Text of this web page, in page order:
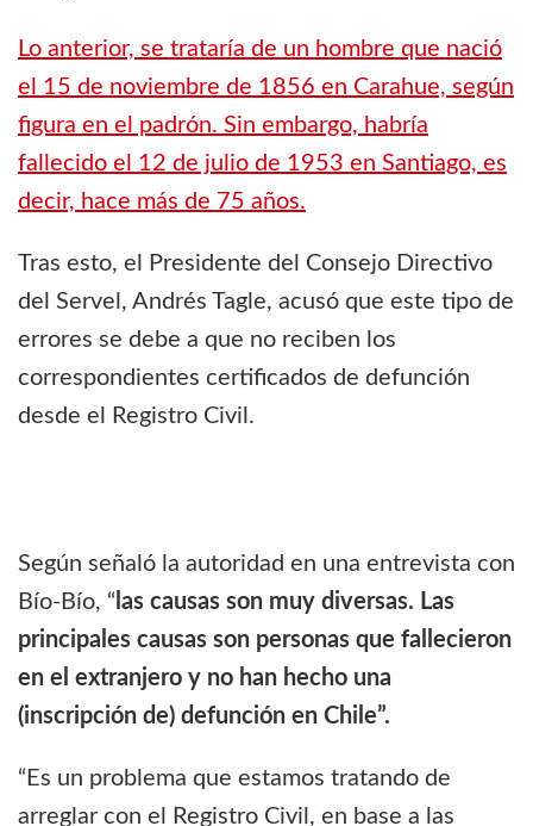
Lo anterior, se trataría de un hombre que nació
el 15 de noviembre de 1856 en Carahue, según
figura en el padrón. Sin embargo, habría
fallecido el 12 de julio de 1953 en Santiago, es
decir, hace más de 75 años.
Tras esto, el Presidente del Consejo Directivo
del Servel, Andrés Tagle, acusó que este tipo de
errores se debe a que no reciben los
correspondientes certificados de defunción
desde el Registro Civil.
Según señaló la autoridad en una entrevista con
Bío-Bío, “ las causas son muy diversas. Las
principales causas son personas que fallecieron
en el extranjero y no han hecho una
(inscripción de) defunción en Chile”.
“Es un problema que estamos tratando de
arreglar con el Registro Civil, en base a las